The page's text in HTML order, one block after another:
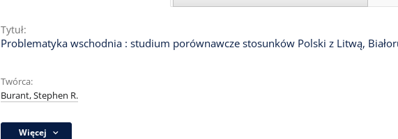
Tytuł:
Problematyka wschodnia : studium porównawcze stosunków Polski z Litwą,
Twórca:
Burant, Stephen R.
Więcej